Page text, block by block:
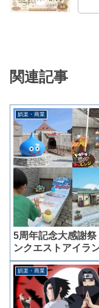
関連記事
娯楽・商業
5周年記念大感謝祭
ンクエストアイラ
娯楽・商業